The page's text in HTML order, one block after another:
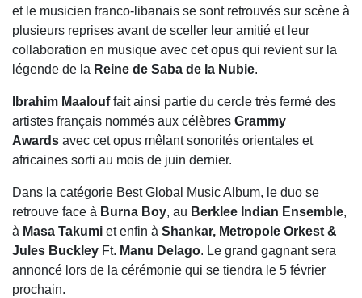
et le musicien franco-libanais se sont retrouvés sur scène à
plusieurs reprises avant de sceller leur amitié et leur
collaboration en musique avec cet opus qui revient sur la
légende de la Reine de Saba de la Nubie.
Ibrahim Maalouffait ainsi partie du cercle très fermé des
artistes français nommés aux célèbres Grammy
Awards avec cet opus mêlant sonorités orientales et
africaines sorti au mois de juin dernier.
Dans la catégorie Best Global Music Album, le duo se
retrouve face à Burna Boy, au Berklee Indian Ensemble,
à Masa Takumi et enfin à Shankar, Metropole Orkest &
Jules Buckley Ft. Manu Delago. Le grand gagnant sera
annoncé lors de la cérémonie qui se tiendra le 5 février
prochain.